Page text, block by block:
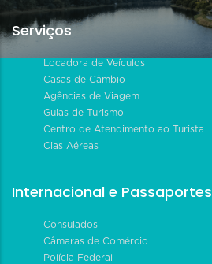
Serviços
Locadora de Veículos
Casas de Câmbio
Agências de Viagem
Guias de Turismo
Centro de Atendimento ao Turista
Cias Aéreas
Internacional e Passaportes
Consulados
Câmaras de Comércio
Polícia Federal